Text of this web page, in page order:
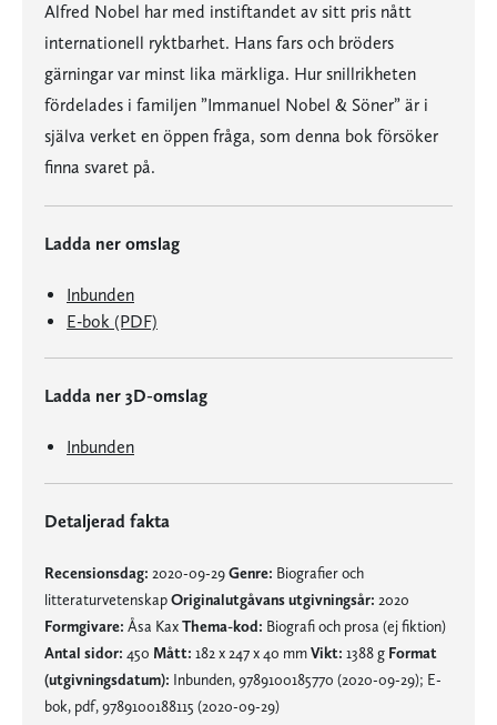
Alfred Nobel har med instiftandet av sitt pris nått
internationell ryktbarhet. Hans fars och bröders
gärningar var minst lika märkliga. Hur snillrikheten
fördelades i familjen ”Immanuel Nobel & Söner” är i
själva verket en öppen fråga, som denna bok försöker
finna svaret på.
Ladda ner omslag
Inbunden
E-bok (PDF)
Ladda ner 3D-omslag
Inbunden
Detaljerad fakta
Recensionsdag: 2020-09-29Genre: Biografier och
litteraturvetenskapOriginalutgåvans utgivningsår: 2020
Formgivare: Åsa KaxThema-kod: Biografi och prosa (ej fiktion)
Antal sidor: 450 Mått: 182 x 247 x 40 mmVikt: 1388 g Format
(utgivningsdatum): Inbunden, 9789100185770 (2020-09-29); E-
bok, pdf, 9789100188115 (2020-09-29)